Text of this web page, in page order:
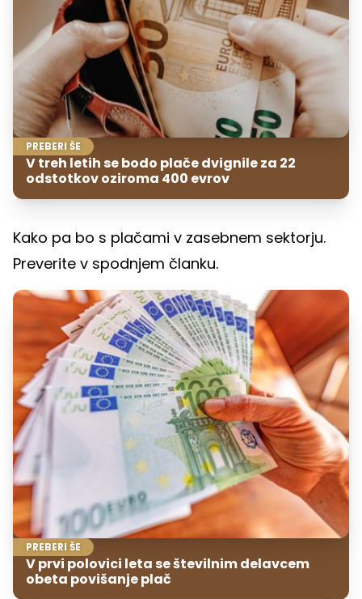
PREBERI ŠE
V treh letih se bodo plače dvignile za 22
odstotkov oziroma 400 evrov
Kako pa bo s plačami v zasebnem sektorju.
Preverite v spodnjem članku.
PREBERI ŠE
V prvi polovici leta se številnim delavcem
obeta povišanje plač